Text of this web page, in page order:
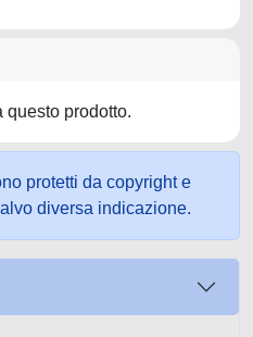
questo prodotto.
protetti da copyright e
diversa indicazione.